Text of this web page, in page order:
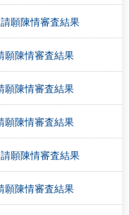
願陳情審査結果
陳情審査結果
陳情審査結果
陳情審査結果
願陳情審査結果
陳情審査結果